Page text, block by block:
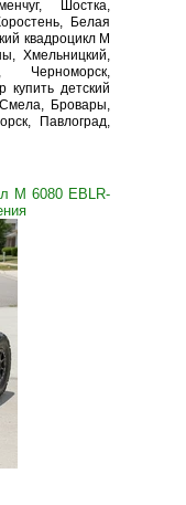
Шостка,
Белая
квадроцикл M
Хмельницкий,
Черноморск,
детский
Бровары,
Павлоград,
M 6080 EBLR-